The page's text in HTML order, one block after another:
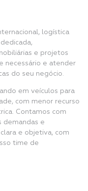
logística
e projetos
necessário e atender
do seu negócio.
em veículos para
com menor recurso
Contamos com
demandas e
e objetiva, com
time de